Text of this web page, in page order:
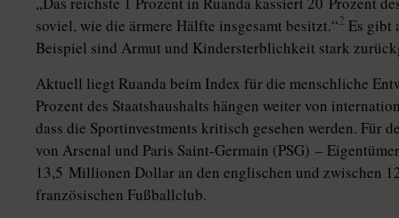
soviel, wie die ärmere Hälfte insgesamt besitzt.“2 Es gibt
Beispiel sind Armut und Kindersterblichkeit stark
Aktuell liegt Ruanda beim Index für die menschliche
Prozent des Staatshaushalts hängen weiter von
dass die Sportinvestments kritisch gesehen werden. Für
von Arsenal und Paris Saint-Germain (PSG) –
13,5 Millionen Dollar an den englischen und zwischen
französischen Fußballclub.